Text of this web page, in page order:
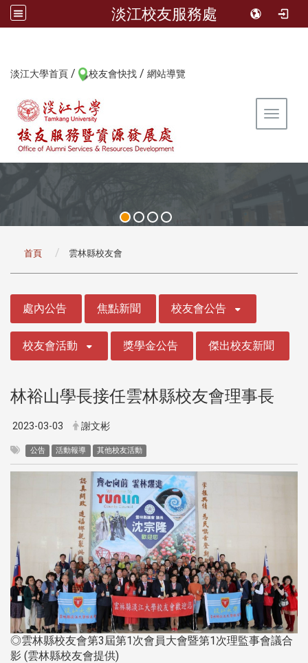
淡江校友服務處
淡江大學首頁 / 校友會快找 / 網站導覽
Toggle
首頁 雲林縣校友會
處內公告 焦點新聞 校友會公告
校友會活動 獎學金公告 傑出校友新聞
林裕山學長接任雲林縣校友會理事長
2023-03-03 謝文彬
公告 活動報導 其他校友活動
◎雲林縣校友會第3屆第1次會員大會暨第1次理監事會議合
影 (雲林縣校友會提供)